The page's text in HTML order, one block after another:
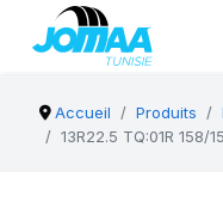
Accueil Produits
13R22.5 TQ:01R 158/